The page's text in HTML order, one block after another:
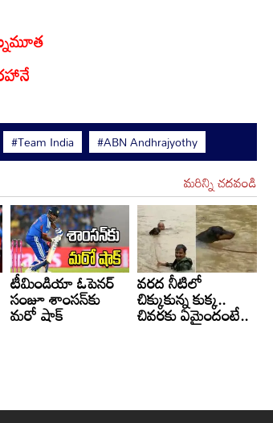
#Team India #ABN Andhrajyothy
మరిన్ని చదవండి
టీమిండియా ఓపెనర్
సంజూ శాంసన్‌కు
మరో షాక్
వరద నీటిలో
చిక్కుకున్న కుక్క..
చివరకు ఏమైందంటే..